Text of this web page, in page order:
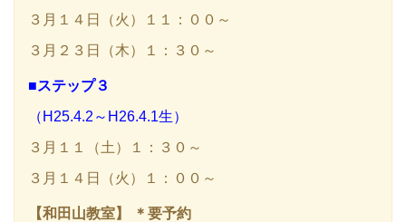
３月１４日（火）１１：００～
３月２３日（木）１：３０～
■ステップ３
（H25.4.2～H26.4.1生）
３月１１（土）１：３０～
３月１４日（火）１：００～
【和田山教室】 ＊要予約